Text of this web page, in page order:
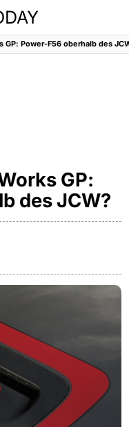
GP: Power-F56 oberhalb des
GP:
des JCW?